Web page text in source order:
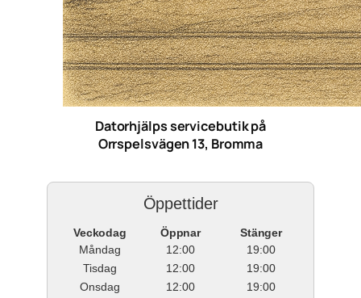
Datorhjälps servicebutik på
Orrspelsvägen 13, Bromma
Öppettider
Veckodag Öppnar
Stänger
Måndag
12:00
19:00
Tisdag
12:00
19:00
Onsdag
12:00
19:00